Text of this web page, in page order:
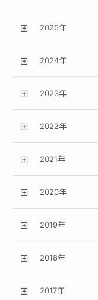
2025年
2024年
2023年
2022年
2021年
2020年
2019年
2018年
2017年